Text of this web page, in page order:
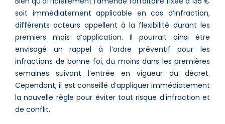
soit immédiatement applicable en cas d’infraction,
différents acteurs appellent à la flexibilité durant les
premiers mois d’application. Il pourrait ainsi être
envisagé un rappel à l’ordre préventif pour les
infractions de bonne foi, du moins dans les premières
semaines suivant l’entrée en vigueur du décret.
Cependant, il est conseillé d’appliquer immédiatement
la nouvelle règle pour éviter tout risque d’infraction et
de conflit.